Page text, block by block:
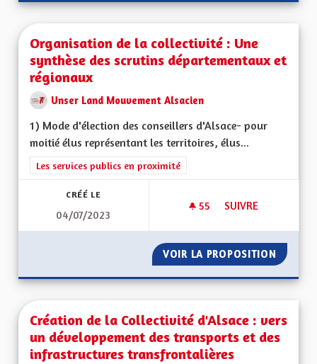
Organisation de la collectivité : Une
synthèse des scrutins départementaux et
régionaux
Unser Land Mouvement Alsacien
1) Mode d'élection des conseillers d'Alsace- pour
moitié élus représentant les territoires, élus...
Filtrer les résultats de la catégorie : Les services publics en
Les services publics en proximité
CRÉÉ LE
04/07/2023
55 55 ABONNÉS
SUIVRE
VOIR LA PROPOSITION
Création de la Collectivité d'Alsace : vers
un développement des transports et des
infrastructures transfrontalières